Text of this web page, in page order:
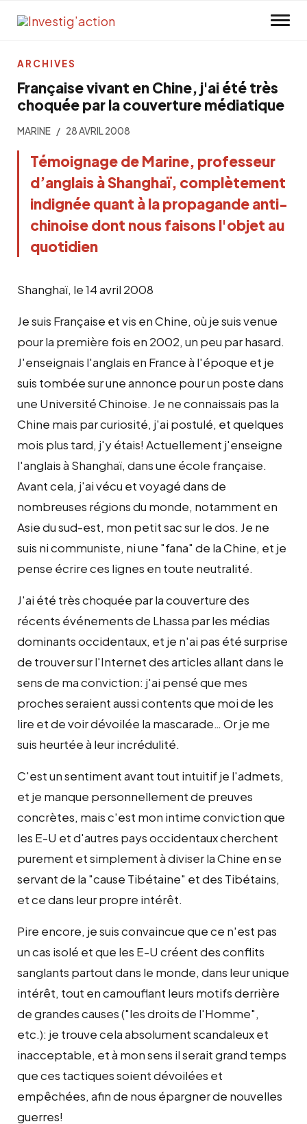
Française vivant en Chine, j'ai été très
choquée par la couverture médiatique
MARINE 28 AVRIL 2008
Témoignage de Marine, professeur
d’anglais à Shanghaï, complètement
indignée quant à la propagande anti-
chinoise dont nous faisons l'objet au
quotidien
Shanghaï, le 14 avril 2008
Je suis Française et vis en Chine, où je suis venue
pour la première fois en 2002, un peu par hasard.
J'enseignais l'anglais en France à l'époque et je
suis tombée sur une annonce pour un poste dans
une Université Chinoise. Je ne connaissais pas la
Chine mais par curiosité, j'ai postulé, et quelques
mois plus tard, j'y étais! Actuellement j'enseigne
l'anglais à Shanghaï, dans une école française.
Avant cela, j'ai vécu et voyagé dans de
nombreuses régions du monde, notamment en
Asie du sud-est, mon petit sac sur le dos. Je ne
suis ni communiste, ni une "fana" de la Chine, et je
pense écrire ces lignes en toute neutralité.
J'ai été très choquée par la couverture des
récents événements de Lhassa par les médias
dominants occidentaux, et je n'ai pas été surprise
de trouver sur l'Internet des articles allant dans le
sens de ma conviction: j'ai pensé que mes
proches seraient aussi contents que moi de les
lire et de voir dévoilée la mascarade… Or je me
suis heurtée à leur incrédulité.
C'est un sentiment avant tout intuitif je l'admets,
et je manque personnellement de preuves
concrètes, mais c'est mon intime conviction que
les E-U et d'autres pays occidentaux cherchent
purement et simplement à diviser la Chine en se
servant de la "cause Tibétaine" et des Tibétains,
et ce dans leur propre intérêt.
Pire encore, je suis convaincue que ce n'est pas
un cas isolé et que les E-U créent des conflits
sanglants partout dans le monde, dans leur unique
intérêt, tout en camouflant leurs motifs derrière
de grandes causes ("les droits de l'Homme",
etc.): je trouve cela absolument scandaleux et
inacceptable, et à mon sens il serait grand temps
que ces tactiques soient dévoilées et
empêchées, afin de nous épargner de nouvelles
guerres!
ARCHIVES